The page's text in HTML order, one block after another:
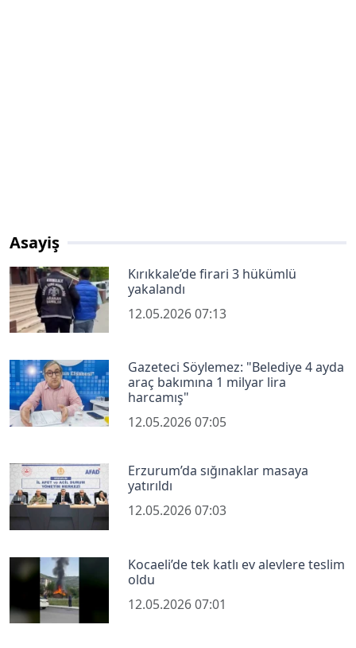
Asayiş
Kırıkkale’de firari 3 hükümlü
yakalandı
12.05.2026 07:13
Gazeteci Söylemez: "Belediye 4 ayda
araç bakımına 1 milyar lira
harcamış"
12.05.2026 07:05
Erzurum’da sığınaklar masaya
yatırıldı
12.05.2026 07:03
Kocaeli’de tek katlı ev alevlere teslim
oldu
12.05.2026 07:01